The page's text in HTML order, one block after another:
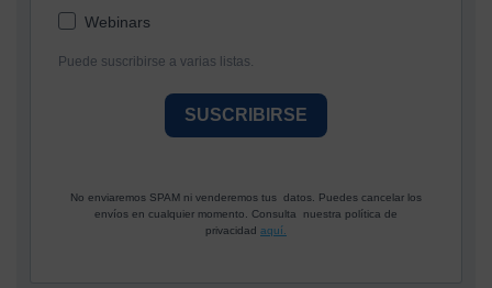
Webinars
Puede suscribirse a varias listas.
SUSCRIBIRSE
No enviaremos SPAM ni venderemos tus datos. Puedes cancelar los
envíos en cualquier momento. Consulta nuestra política de
privacidad aquí.